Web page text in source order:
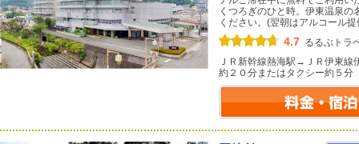
くつろぎのひと時。伊東温泉
ください。(翌朝はアルコール
4.7 るるぶトラ
ＪＲ新幹線熱海駅→ＪＲ伊東
約２０分またはタクシー約５分